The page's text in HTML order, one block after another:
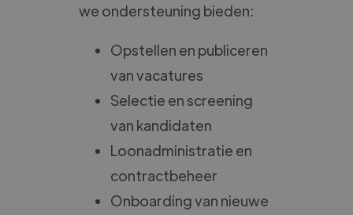
we ondersteuning bieden:
Opstellen en publiceren
van vacatures
Selectie en screening
van kandidaten
Loonadministratie en
contractbeheer
Onboarding van nieuwe